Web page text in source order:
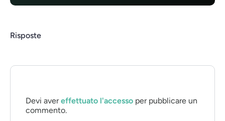
Risposte
Devi avereffettuato l'accesso per pubblicare un
commento.